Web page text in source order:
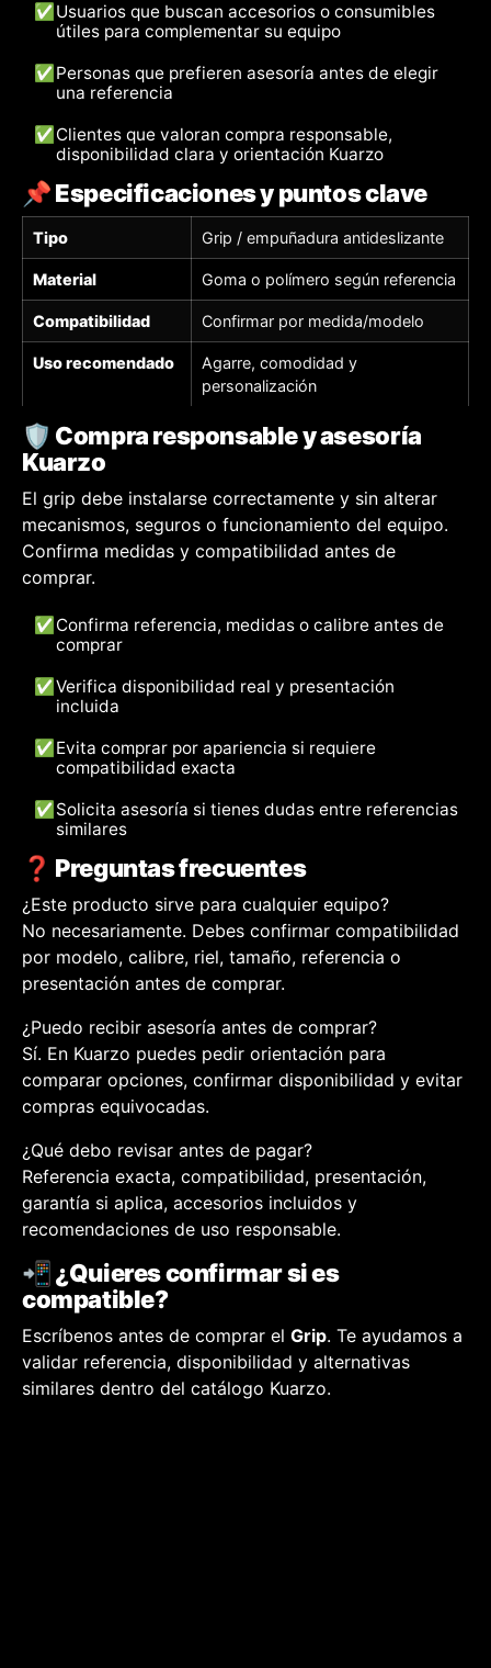
✅ Usuarios que buscan accesorios o consumibles
útiles para complementar su equipo
✅ Personas que prefieren asesoría antes de elegir
una referencia
✅ Clientes que valoran compra responsable,
disponibilidad clara y orientación Kuarzo
📌 Especificaciones y puntos clave
Tipo Grip / empuñadura antideslizante
Material Goma o polímero según referencia
Compatibilidad Confirmar por medida/modelo
Uso recomendado
Agarre, comodidad y
personalización
🛡️ Compra responsable y asesoría
Kuarzo
El grip debe instalarse correctamente y sin alterar
mecanismos, seguros o funcionamiento del equipo.
Confirma medidas y compatibilidad antes de
comprar.
✅ Confirma referencia, medidas o calibre antes de
comprar
✅Verifica disponibilidad real y presentación
incluida
✅ Evita comprar por apariencia si requiere
compatibilidad exacta
✅ Solicita asesoría si tienes dudas entre referencias
similares
❓ Preguntas frecuentes
¿Este producto sirve para cualquier equipo?
No necesariamente. Debes confirmar compatibilidad
por modelo, calibre, riel, tamaño, referencia o
presentación antes de comprar.
¿Puedo recibir asesoría antes de comprar?
Sí. En Kuarzo puedes pedir orientación para
comparar opciones, confirmar disponibilidad y evitar
compras equivocadas.
¿Qué debo revisar antes de pagar?
Referencia exacta, compatibilidad, presentación,
garantía si aplica, accesorios incluidos y
recomendaciones de uso responsable.
📲 ¿Quieres confirmar si es
compatible?
Escríbenos antes de comprar el Grip. Te ayudamos a
validar referencia, disponibilidad y alternativas
similares dentro del catálogo Kuarzo.